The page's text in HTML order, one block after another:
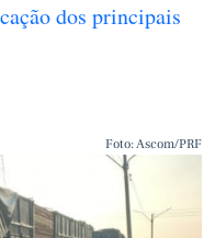
dos principais
Foto: Ascom/PRF